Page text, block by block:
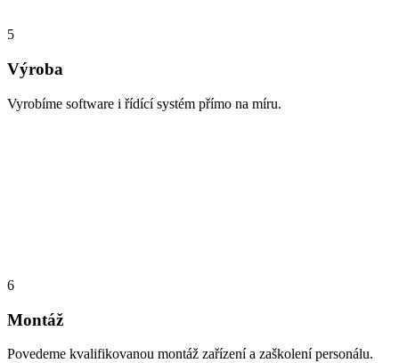
5
Výroba
Vyrobíme software i řídící systém přímo na míru.
6
Montáž
Povedeme kvalifikovanou montáž zařízení a zaškolení personálu.